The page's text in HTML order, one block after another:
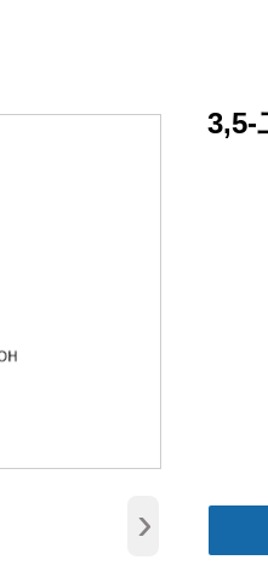
3,5-
›